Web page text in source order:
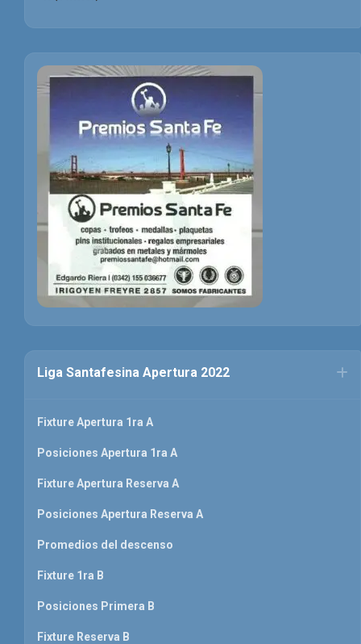
Liga Santafesina Apertura 2022
Fixture Apertura 1ra A
Posiciones Apertura 1ra A
Fixture Apertura Reserva A
Posiciones Apertura Reserva A
Promedios del descenso
Fixture 1ra B
Posiciones Primera B
Fixture Reserva B